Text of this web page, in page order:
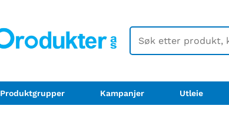
Produktgrupper Kampanjer Utleie